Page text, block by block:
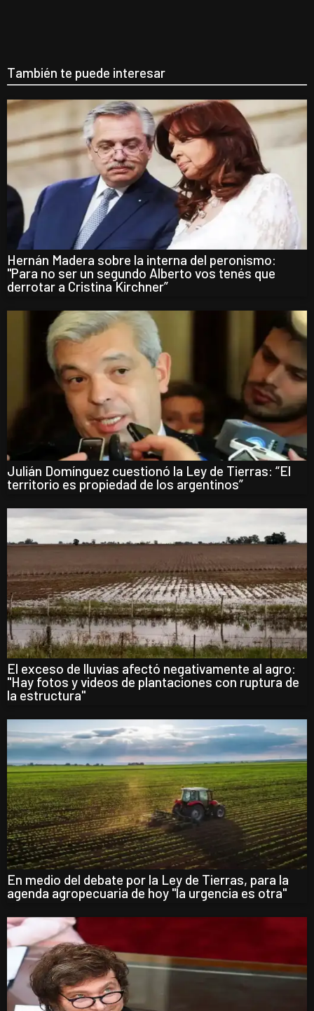
También te puede interesar
Hernán Madera sobre la interna del peronismo:
"Para no ser un segundo Alberto vos tenés que
derrotar a Cristina Kirchner”
Julián Domínguez cuestionó la Ley de Tierras: “El
territorio es propiedad de los argentinos”
El exceso de lluvias afectó negativamente al agro:
"Hay fotos y videos de plantaciones con ruptura de
la estructura"
En medio del debate por la Ley de Tierras, para la
agenda agropecuaria de hoy "la urgencia es otra"